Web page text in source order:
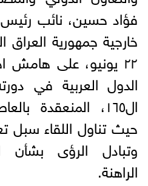
فؤاد حسين، نائب رئيس
خارجية جمهورية العراق
٢٢ يونيو، على
الدول العربية في
ال١٦٥، المنعقدة
حيث تناول اللقاء سبل
وتبادل الرؤى بشأن
الراهنة.